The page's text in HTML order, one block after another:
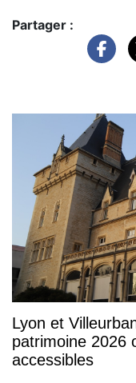
Partager :
Lyon et
patrimoine 2026
accessibles